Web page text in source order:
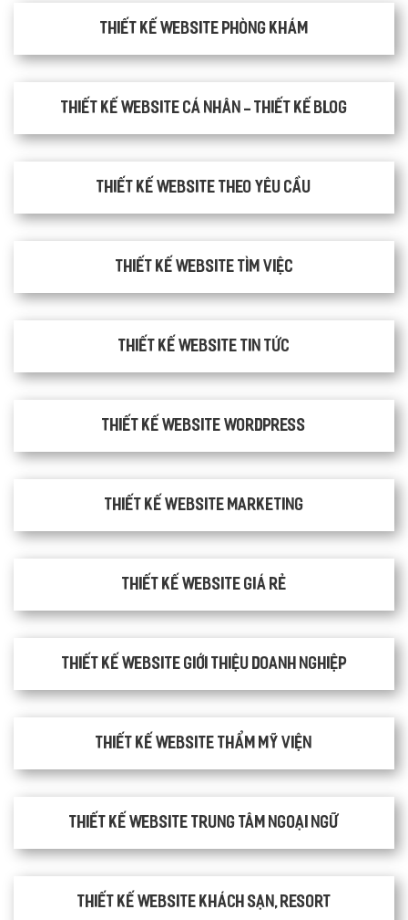
thiết kế website phòng khám
Thiết kế website cá nhân - Thiết kế blog
Thiết kế website theo yêu cầu
thiết kế website tìm việc
Thiết kế website tin tức
Thiết kế website WordPress
Thiết kế Website Marketing
Thiết kế website giá rẻ
Thiết kế website giới thiệu doanh nghiệp
Thiết kế website thẩm mỹ viện
Thiết kế website trung tâm ngoại ngữ
Thiết kế website khách sạn, resort